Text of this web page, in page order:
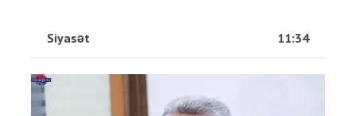
Siyasət 11:34